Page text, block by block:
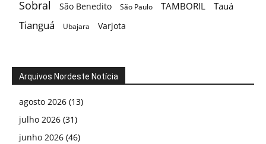
Sobral São Benedito São Paulo TAMBORIL Tauá
Tianguá Ubajara Varjota
Arquivos Nordeste Notícia
agosto 2026 (13)
julho 2026 (31)
junho 2026 (46)